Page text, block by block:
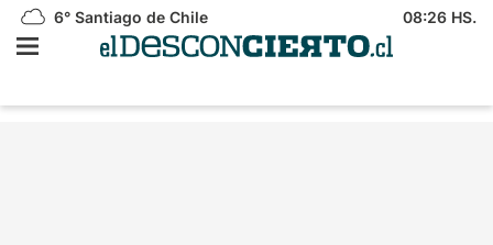
6° Santiago de Chile 08:26 HS.